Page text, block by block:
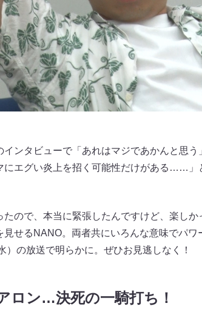
インタビューで「あれはマジであかんと思
にエグい炎上を招く可能性だけがある……」
ので、本当に緊張したんですけど、楽し
見せるNANO。両者共にいろんな意味でパ
の放送で明らかに。ぜひお見逃しなく！
ロン…決死の一騎打ち！